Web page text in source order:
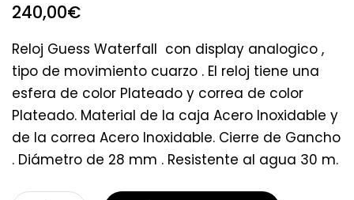
240,00€
Reloj Guess Waterfall con display analogico ,
tipo de movimiento cuarzo . El reloj tiene una
esfera de color Plateado y correa de color
Plateado. Material de la caja Acero Inoxidable y
de la correa Acero Inoxidable. Cierre de Gancho
. Diámetro de 28 mm . Resistente al agua 30 m.